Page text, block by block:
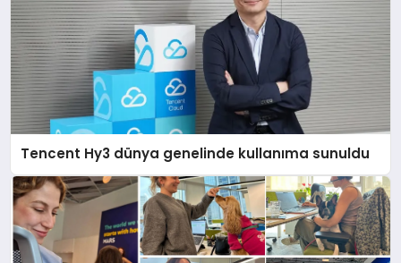
Tencent Hy3 dünya genelinde kullanıma sunuldu